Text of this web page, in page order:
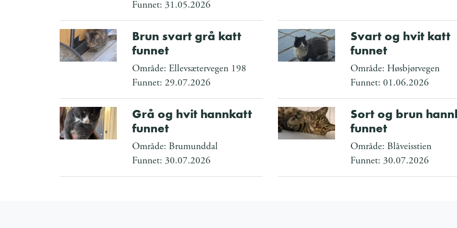
Funnet: 31.05.2026
Brun svart grå katt
funnet
Område: Ellevsætervegen 198
Funnet: 29.07.2026
Svart og hvit katt
funnet
Område: Høsbjørvegen
Funnet: 01.06.2026
Grå og hvit hannkatt
funnet
Område: Brumunddal
Funnet: 30.07.2026
Sort og brun
funnet
Område: Blåveisstien
Funnet: 30.07.2026